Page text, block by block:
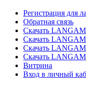
Регистрация для
Обратная связь
Скачать
Скачать
Скачать
Скачать
Витрина
Вход в личный